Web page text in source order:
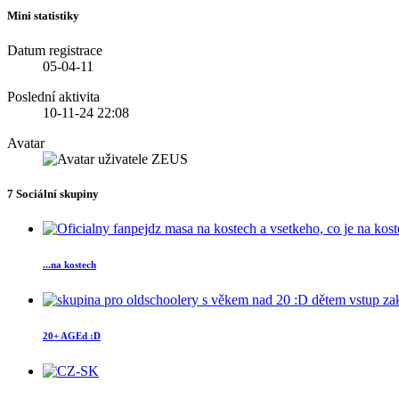
Mini statistiky
Datum registrace
05-04-11
Poslední aktivita
10-11-24 22:08
Avatar
7 Sociální skupiny
...na kostech
20+ AGEd :D